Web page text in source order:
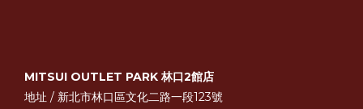
MITSUI OUTLET PARK 林口2館店
地址 / 新北市林口區文化二路一段123號